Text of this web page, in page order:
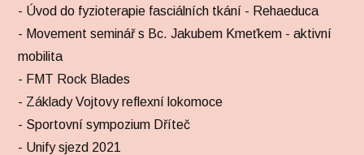
- Úvod do fyzioterapie fasciálních tkání - Rehaeduca
- Movement seminář s Bc. Jakubem Kmeťkem - aktivní
mobilita
- FMT Rock Blades
- Základy Vojtovy reflexní lokomoce
- Sportovní sympozium Dříteč
- Unify sjezd 2021